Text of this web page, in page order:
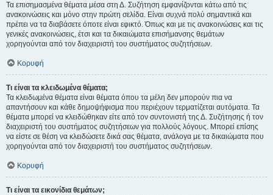
Τα επισημασμένα θέματα μέσα στη Δ. Συζήτηση εμφανίζονται κάτω από τις
ανακοινώσεις και μόνο στην πρώτη σελίδα. Είναι συχνά πολύ σημαντικά και
πρέπει να τα διαβάσετε όποτε είναι εφικτό. Όπως και με τις ανακοινώσεις και τις
γενικές ανακοινώσεις, έτσι και τα δικαιώματα επισήμανσης θεμάτων
χορηγούνται από τον διαχειριστή του συστήματος συζητήσεων.
Κορυφή
Τι είναι τα κλειδωμένα θέματα;
Τα κλειδωμένα θέματα είναι θέματα όπου τα μέλη δεν μπορούν πια να
απαντήσουν και κάθε δημοψήφισμα που περιέχουν τερματίζεται αυτόματα. Τα
θέματα μπορεί να κλειδώθηκαν είτε από τον συντονιστή της Δ. Συζήτησης ή τον
διαχειριστή του συστήματος συζητήσεων για πολλούς λόγους. Μπορεί επίσης
να είστε σε θέση να κλειδώσετε δικά σας θέματα, ανάλογα με τα δικαιώματα που
χορηγούνται από τον διαχειριστή του συστήματος συζητήσεων.
Κορυφή
Τι είναι τα εικονίδια θεμάτων;